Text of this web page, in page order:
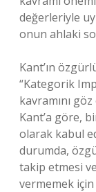
değerleriyle
onun ahlaki
Kant’ın
“Kategorik
kavramını
Kant’a göre,
olarak kabul
durumda,
takip etmesi
vermemek